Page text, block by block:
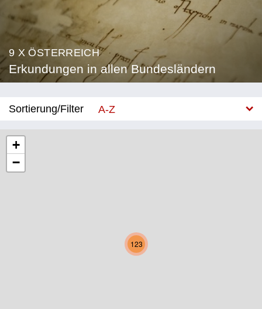
9 X ÖSTERREICH
Erkundungen in allen Bundesländern
Sortierung/Filter
A-Z
Niederösterreich
Oberösterreich
123
+
−